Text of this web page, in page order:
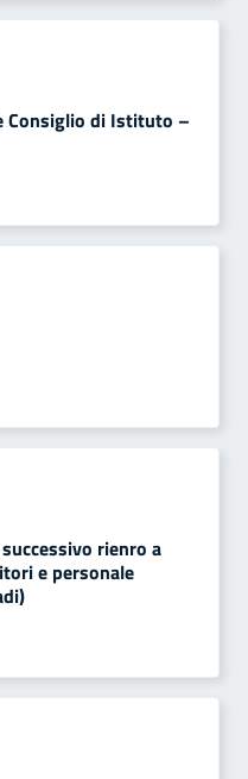
Consiglio di Istituto –
rienro a
e personale